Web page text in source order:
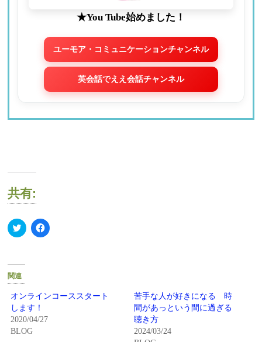
★You Tube始めました！
ユーモア・コミュニケーションチャンネル
英会話でええ会話チャンネル
共有:
ク
リ
て
有
(新
し
い
ウ
ィ
Facebook
で
リ
し
関連
オンラインコーススタート
します！
2020/04/27
BLOG
苦手な人が好きになる 時
間があっという間に過ぎる
聴き方
2024/03/24